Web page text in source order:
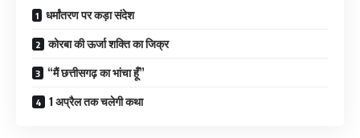
धर्मांतरण पर कड़ा संदेश
कोरबा की ऊर्जा शक्ति का जिक्र
“मैं छत्तीसगढ़ का भांचा हूँ”
1 अप्रैल तक चलेगी कथा